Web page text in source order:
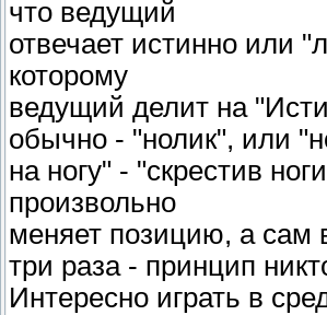
что ведyщий
отвечает истинно или
которомy
ведyщий делит на
обычно - "нолик", или
на ногy" - "скрестив
произвольно
меняет позицию, а сам
три раза - принцип
Интересно играть в